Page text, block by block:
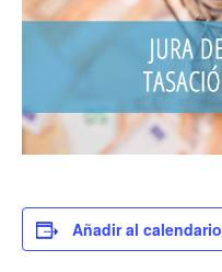
Añadir al calendario